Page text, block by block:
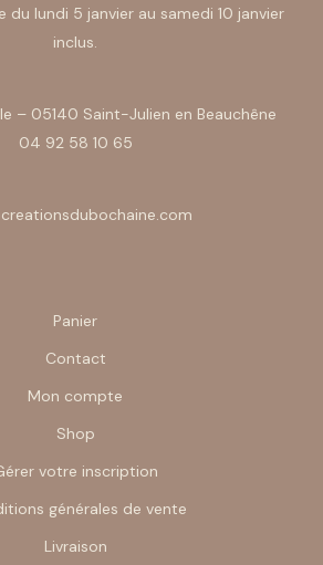
du lundi 5 janvier au samedi 10 janvier
inclus.
– 05140 Saint-Julien en Beauchêne
04 92 58 10 65
Panier
Contact
Mon compte
Shop
votre inscription
générales de vente
Livraison